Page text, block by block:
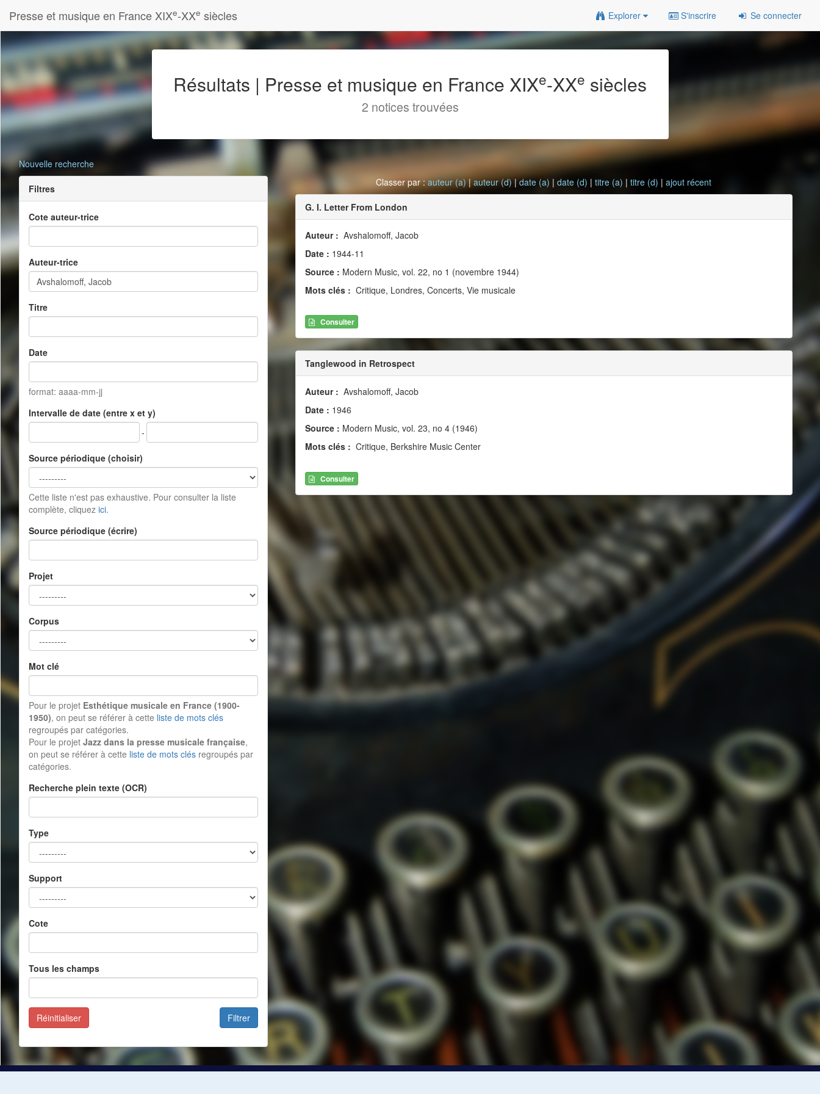
Presse et musique en France XIXe-XXe siècles Explorer S'inscrire Se connecter
Résultats | Presse et musique en France XIXe-XXe siècles
2 notices trouvées
Nouvelle recherche
Filtres
Cote auteur-trice
Auteur-trice
Titre
Date
format: aaaa-mm-jj
Intervalle de date (entre x et y)
-
Source périodique (choisir)
Cette liste n'est pas exhaustive. Pour consulter la liste
complète, cliquez ici.
Source périodique (écrire)
Projet
Corpus
Mot clé
Pour le projet Esthétique musicale en France (1900-
1950), on peut se référer à cette liste de mots clés
regroupés par catégories.
Pour le projet Jazz dans la presse musicale française,
on peut se référer à cette liste de mots clés regroupés par
catégories.
Recherche plein texte (OCR)
Type
Support
Cote
Tous les champs
Filtrer
Réinitialiser
Classer par :auteur (a)|auteur (d)|date (a) |date (d) |titre (a) |titre (d) |ajout récent
G. I. Letter From London
Auteur : Avshalomoff, Jacob
Date : 1944-11
Source : Modern Music, vol. 22, no 1 (novembre 1944)
Mots clés : Critique, Londres, Concerts, Vie musicale
Consulter
Tanglewood in Retrospect
Auteur : Avshalomoff, Jacob
Date : 1946
Source : Modern Music, vol. 23, no 4 (1946)
Mots clés : Critique, Berkshire Music Center
Consulter